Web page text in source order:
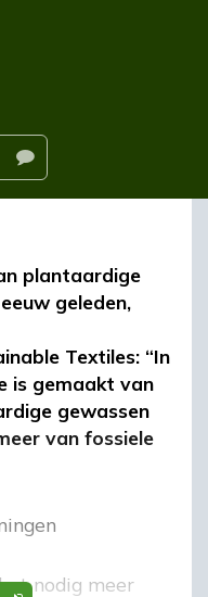
plantaardige
geleden,
Textiles: “In
is gemaakt van
gewassen
van fossiele
nodig meer